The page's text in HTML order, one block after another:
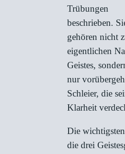
Trübungen
beschrieben.
gehören nicht
eigentlichen
Geistes,
nur
Schleier, die
Klarheit
Die
die drei